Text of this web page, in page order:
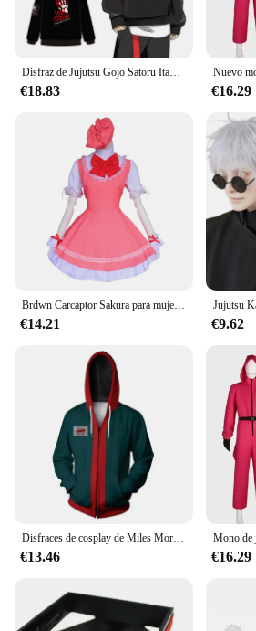
Disfraz de Jujutsu Gojo Satoru Itadori Yuji para adultos, Jersey Unisex, abrigo informal con capucha, chaqueta y pantalones
€18.83 €16.29
Brdwn Carcaptor Sakura para mujer, disfraz de Cosplay Sakura Kinomoto, combate, uniforme, delantal, vestido (vestido + sombrero)
€14.21 €9.62
€13.46 €16.29